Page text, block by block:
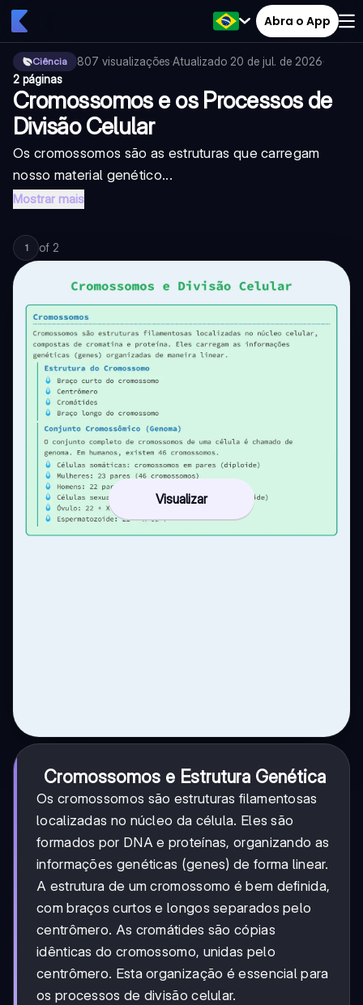
Abra o App
Ciência 807 visualizações·Atualizado 20 de jul. de 2026·
2 páginas
Cromossomos e os Processos de
Divisão Celular
Os cromossomos são as estruturas que carregam
nosso material genético...
Mostrar mais
1 of 2
Visualizar
Cromossomos e Estrutura Genética
Os cromossomos são estruturas filamentosas
localizadas no núcleo da célula. Eles são
formados por DNA e proteínas, organizando as
informações genéticas (genes) de forma linear.
A estrutura de um cromossomo é bem definida,
com braços curtos e longos separados pelo
centrômero. As cromátides são cópias
idênticas do cromossomo, unidas pelo
centrômero. Esta organização é essencial para
os processos de divisão celular.